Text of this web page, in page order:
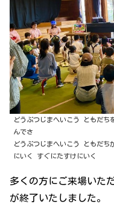
どうぶつじまへいこう ともだち
んでさ
どうぶつじまへいこう ともだち
にいく すぐにたすけにいく
多くの方にご来場いた
が終了いたしました。